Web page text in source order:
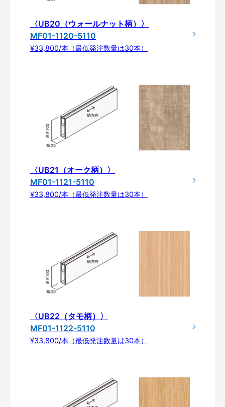
〈UB20（ウォールナット柄）〉
MF01-1120-5110
¥33,800/本（最低発注数量は30本）
〈UB21（オーク柄）〉
MF01-1121-5110
¥33,800/本（最低発注数量は30本）
〈UB22（タモ柄）〉
MF01-1122-5110
¥33,800/本（最低発注数量は30本）